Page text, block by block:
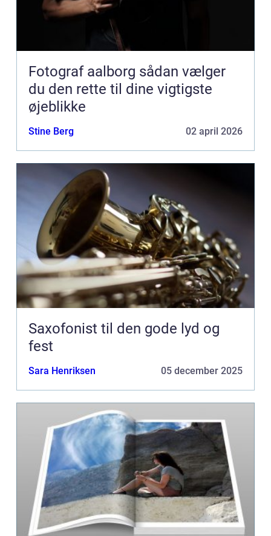
Fotograf aalborg sådan vælger
du den rette til dine vigtigste
øjeblikke
Stine Berg 02 april 2026
Saxofonist til den gode lyd og
fest
Sara Henriksen 05 december 2025